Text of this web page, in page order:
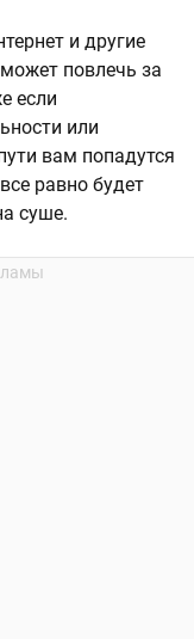
и другие
повлечь за
если
или
вам попадутся
равно будет
суше.